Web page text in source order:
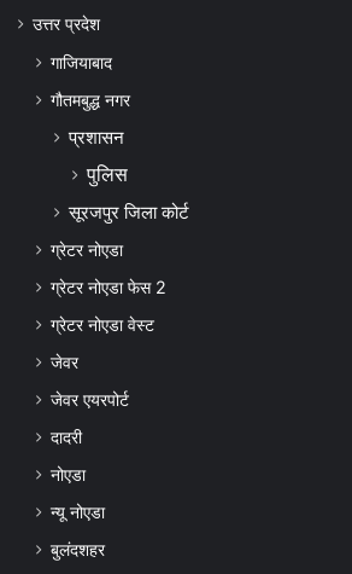
उत्तर प्रदेश
गाजियाबाद
गौतमबुद्ध नगर
प्रशासन
पुलिस
सूरजपुर जिला कोर्ट
ग्रेटर नोएडा
ग्रेटर नोएडा फेस 2
ग्रेटर नोएडा वेस्ट
जेवर
जेवर एयरपोर्ट
दादरी
नोएडा
न्यू नोएडा
बुलंदशहर